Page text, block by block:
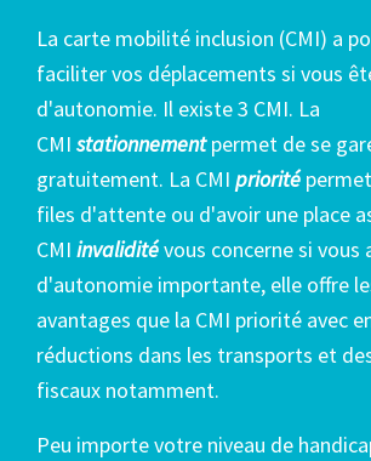
La carte mobilité inclusion (CMI) a
faciliter vos déplacements si vous
d'autonomie. Il existe 3 CMI. La
CMI stationnementpermet de se
gratuitement. La CMI priorité
files d'attente ou d'avoir une place
CMI invaliditévous concerne si vous
d'autonomie importante, elle offre
avantages que la CMI priorité avec
réductions dans les transports et
fiscaux notamment.
Peu importe votre niveau de